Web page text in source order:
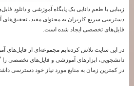
زیبایی با طعم دانایی یک پایگاه آموزشی و دانلود
دسترسی سریع کاربران به محتوای مفید، تحقیق‌های
فایل‌های تخصصی ایجاد شده است.
در این سایت تلاش کرده‌ایم مجموعه‌ای از فایل‌های
دانشجویی، ابزارهای آموزشی و فایل‌های تخصصی را
در کمترین زمان به منابع مورد نیاز خود دسترسی